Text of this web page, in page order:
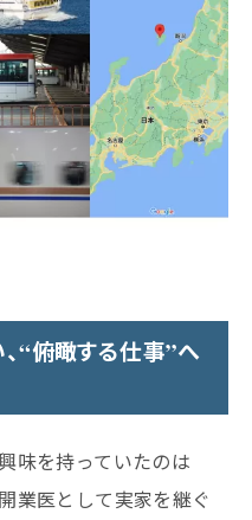
“俯瞰する仕事”へ
味を持っていたのは
業医として実家を継ぐ